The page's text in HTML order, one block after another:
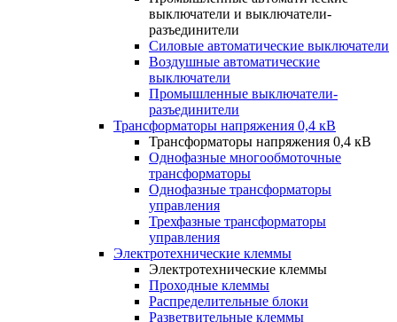
выключатели и выключатели-
разъединители
Силовые автоматические выключатели
Воздушные автоматические
выключатели
Промышленные выключатели-
разъединители
Трансформаторы напряжения 0,4 кВ
Трансформаторы напряжения 0,4 кВ
Однофазные многообмоточные
трансформаторы
Однофазные трансформаторы
управления
Трехфазные трансформаторы
управления
Электротехнические клеммы
Электротехнические клеммы
Проходные клеммы
Распределительные блоки
Разветвительные клеммы